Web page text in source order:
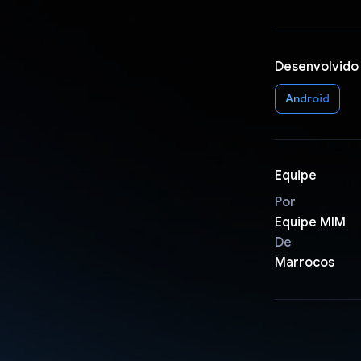
Android
Equipe
Por
Equipe MIM
De
Marrocos